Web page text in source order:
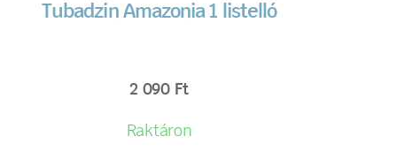
Tubadzin Amazonia 1 listelló
2 090 Ft
Raktáron